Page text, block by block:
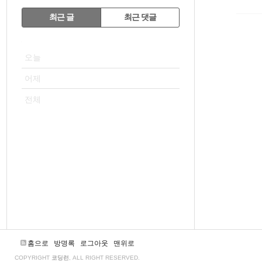
RECENTLY
최근 글 최근 댓글
오늘
어제
전체
홈으로 방명록 로그아웃 맨위로
COPYRIGHT 코딩런 , ALL RIGHT RESERVED.